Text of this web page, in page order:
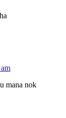
mana nok